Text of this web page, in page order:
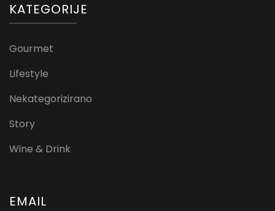
KATEGORIJE
Gourmet
Lifestyle
Nekategorizirano
Story
Wine & Drink
EMAIL